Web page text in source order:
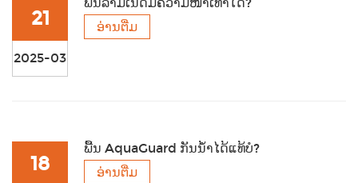
21
2025-03
ອ່ານຕື່ມ
18
ພື້ນ AquaGuard ກັນນ້ຳໄດ້ແທ້ບໍ?
ອ່ານຕື່ມ